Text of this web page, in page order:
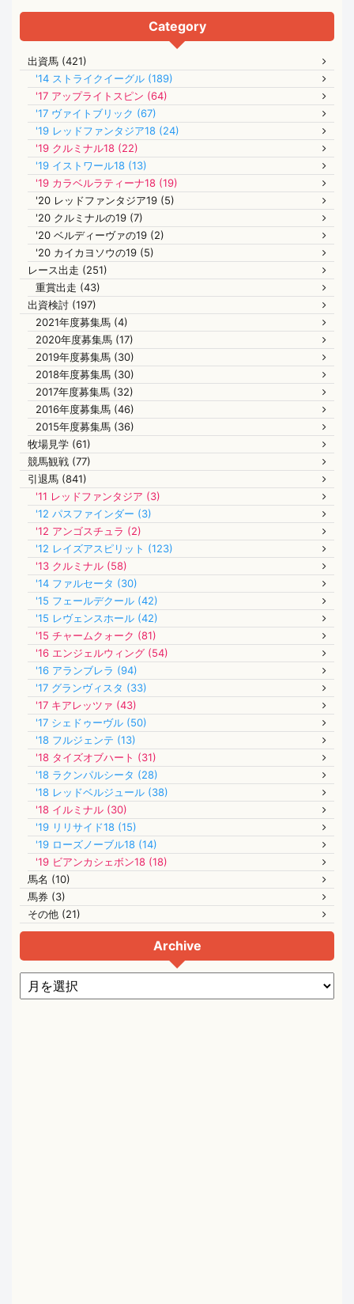
Category
出資馬 (421)
'14 ストライクイーグル (189)
'17 アップライトスピン (64)
'17 ヴァイトブリック (67)
'19 レッドファンタジア18 (24)
'19 クルミナル18 (22)
'19 イストワール18 (13)
'19 カラベルラティーナ18 (19)
'20 レッドファンタジア19 (5)
'20 クルミナルの19 (7)
'20 ベルディーヴァの19 (2)
'20 カイカヨソウの19 (5)
レース出走 (251)
重賞出走 (43)
出資検討 (197)
2021年度募集馬 (4)
2020年度募集馬 (17)
2019年度募集馬 (30)
2018年度募集馬 (30)
2017年度募集馬 (32)
2016年度募集馬 (46)
2015年度募集馬 (36)
牧場見学 (61)
競馬観戦 (77)
引退馬 (841)
'11 レッドファンタジア (3)
'12 パスファインダー (3)
'12 アンゴスチュラ (2)
'12 レイズアスピリット (123)
'13 クルミナル (58)
'14 ファルセータ (30)
'15 フェールデクール (42)
'15 レヴェンスホール (42)
'15 チャームクォーク (81)
'16 エンジェルウィング (54)
'16 アランブレラ (94)
'17 グランヴィスタ (33)
'17 キアレッツァ (43)
'17 シェドゥーヴル (50)
'18 フルジェンテ (13)
'18 タイズオブハート (31)
'18 ラクンパルシータ (28)
'18 レッドベルジュール (38)
'18 イルミナル (30)
'19 リリサイド18 (15)
'19 ローズノーブル18 (14)
'19 ビアンカシェボン18 (18)
馬名 (10)
馬券 (3)
その他 (21)
Archive